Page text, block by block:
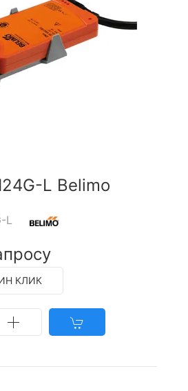
L Belimo
L
КЛИК